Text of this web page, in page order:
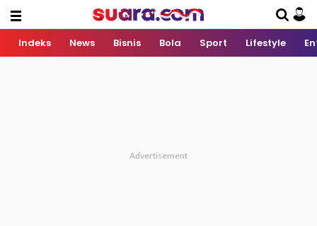
Indeks News Bisnis Bola Sport Lifestyle